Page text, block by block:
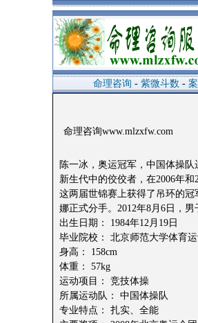
命理咨询 - 紫微斗数 -
命理咨询www.mlzxfw.com
陈一冰，奥运冠军，中国体操
新生代中的佼佼者，在2006年
这两届世锦赛上获得了吊环的冠
娜正式分手。2012年8月6日，
出生日期： 1984年12月19日
毕业院校： 北京师范大学体育
身高： 158cm
体重： 57kg
运动项目： 竞技体操
所属运动队： 中国体操队
专业特点： 扎实、全能